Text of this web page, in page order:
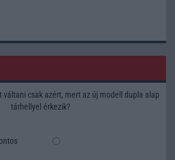
váltani csak azért, mert az új modell dupla alap
tárhellyel érkezik?